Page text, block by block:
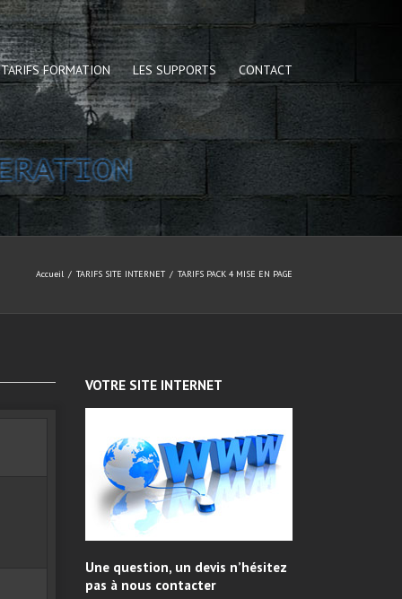
TARIFS FORMATION LES SUPPORTS CONTACT
Accueil TARIFS SITE INTERNET TARIFS PACK 4 MISE EN PAGE
VOTRE SITE INTERNET
Une question, un devis n’hésitez
pas à nous contacter